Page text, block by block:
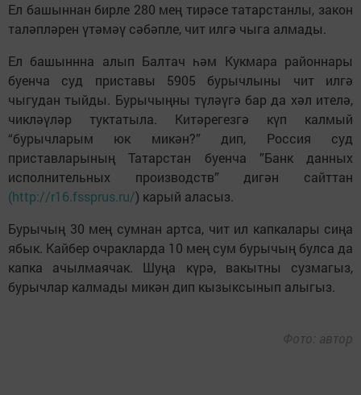
Ел башыннан бирле 280 мең тирәсе татарстанлы, закон
таләпләрен үтәмәү сәбәпле, чит илгә чыга алмады.
Ел башыннна алып Балтач һәм Кукмара районнары
буенча суд приставы 5905 бурычлыны чит илгә
чыгудан тыйды. Бурычыңны түләүгә бар да хәл ителә,
чикләүләр туктатыла. Китәрегезгә күп калмый
“бурычларым юк микән?” дип, Россия суд
приставларының Татарстан буенча ”Банк данных
исполнительных производств” дигән сайттан
(http://r16.fssprus.ru/) карый аласыз.
Бурычың 30 мең сумнан артса, чит ил капкалары сиңа
ябык. Кайбер очракларда 10 мең сум бурычың булса да
капка ачылмаячак. Шуңа күрә, вакытны сузмагыз,
бурычлар калмады микән дип кызыксынып алыгыз.
Фото: автор